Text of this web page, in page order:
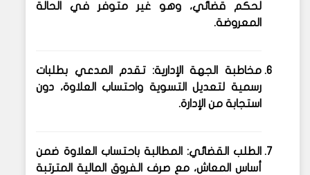
لحكم قضائي، وهو غير متوفر في الحالة
المعروضة.
مخاطبة الجهة الإدارية: تقدم المدعي بطلبات
رسمية لتعديل التسوية واحتساب العلاوة، دون
استجابة من الإدارة.
الطلب القضائي: المطالبة باحتساب العلاوة ضمن
أساس المعاش، مع صرف الفروق المالية المترتبة